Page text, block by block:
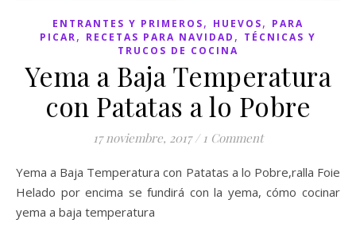
ENTRANTES Y PRIMEROS, HUEVOS, PARA
PICAR, RECETAS PARA NAVIDAD , TÉCNICAS Y
TRUCOS DE COCINA
Yema a Baja Temperatura
con Patatas a lo Pobre
17 noviembre, 2017 / 1 Comment
Yema a Baja Temperatura con Patatas a lo Pobre,ralla Foie
Helado por encima se fundirá con la yema, cómo cocinar
yema a baja temperatura